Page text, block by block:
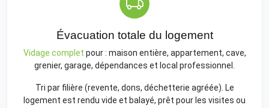
Évacuation totale du logement
Vidage complet pour : maison entière, appartement, cave,
grenier, garage, dépendances et local professionnel.
Tri par filière (revente, dons, déchetterie agréée). Le
logement est rendu vide et balayé, prêt pour les visites ou